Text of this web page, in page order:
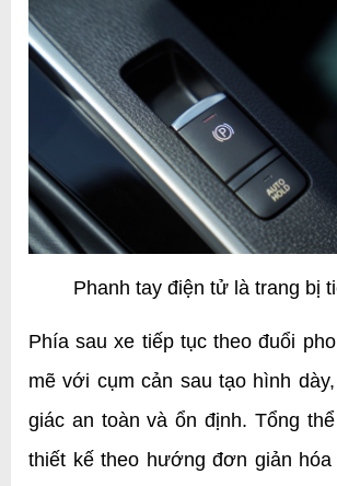
Phanh tay điện tử là trang bị
Phía sau xe tiếp tục theo đuổi
mẽ với cụm cản sau tạo hình
giác an toàn và ổn định. Tổng
thiết kế theo hướng đơn giản